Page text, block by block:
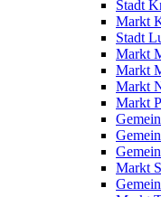
Stadt
Markt
Stadt
Markt
Markt
Markt
Markt
Markt